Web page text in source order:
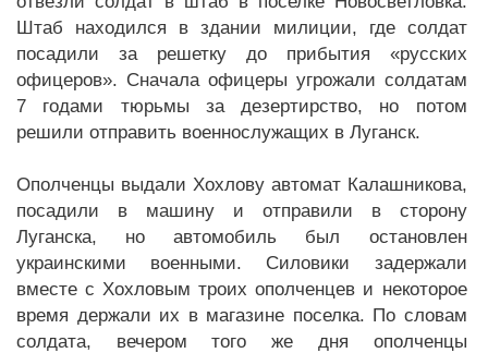
Штаб находился в здании милиции, где солдат
посадили за решетку до прибытия «русских
офицеров». Сначала офицеры угрожали солдатам
7 годами тюрьмы за дезертирство, но потом
решили отправить военнослужащих в Луганск.
Ополченцы выдали Хохлову автомат Калашникова,
посадили в машину и отправили в сторону
Луганска, но автомобиль был остановлен
украинскими военными. Силовики задержали
вместе с Хохловым троих ополченцев и некоторое
время держали их в магазине поселка. По словам
солдата, вечером того же дня ополченцы